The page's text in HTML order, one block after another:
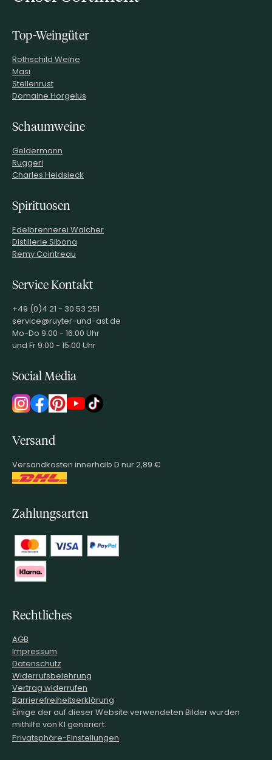
Top-Weingüter
Rothschild Weine
Masi
Stellenrust
Domaine Horgelus
Schaumweine
Geldermann
Ruggeri
Charles Heidsieck
Spirituosen
Edelbrennerei Walcher
Distillerie Sibona
Remy Cointreau
Service Kontakt
+49 (0)4 21 - 30 53 251
service@ruyter-und-ast.de
Mo-Do 9:00 - 16:00 Uhr
und Fr 9:00 - 15:00 Uhr
Social Media
Versand
Versandkosten innerhalb D nur 2,89 €
Zahlungsarten
Rechtliches
AGB
Impressum
Datenschutz
Widerrufsbelehrung
Vertrag widerrufen
Barrierefreiheitserklärung
Einige der auf dieser Website verwendeten Bilder wurden
mithilfe von KI generiert.
Privatsphäre-Einstellungen